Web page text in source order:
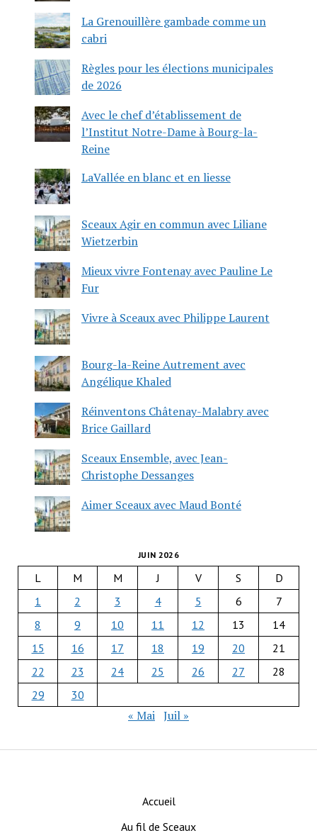
La Grenouillère gambade comme un
cabri
Règles pour les élections municipales
de 2026
Avec le chef d’établissement de
l’Institut Notre-Dame à Bourg-la-
Reine
LaVallée en blanc et en liesse
Sceaux Agir en commun avec Liliane
Wietzerbin
Mieux vivre Fontenay avec Pauline Le
Fur
Vivre à Sceaux avec Philippe Laurent
Bourg-la-Reine Autrement avec
Angélique Khaled
Réinventons Châtenay-Malabry avec
Brice Gaillard
Sceaux Ensemble, avec Jean-
Christophe Dessanges
Aimer Sceaux avec Maud Bonté
JUIN 2026
L M M J V S
D
1
2 3 4 5 6
7
8
9 10 11 12 13
14
15
16 17 18 19 20
21
22
23 24 25 26 27
28
29
30
« Mai Juil »
Accueil
Au fil de Sceaux